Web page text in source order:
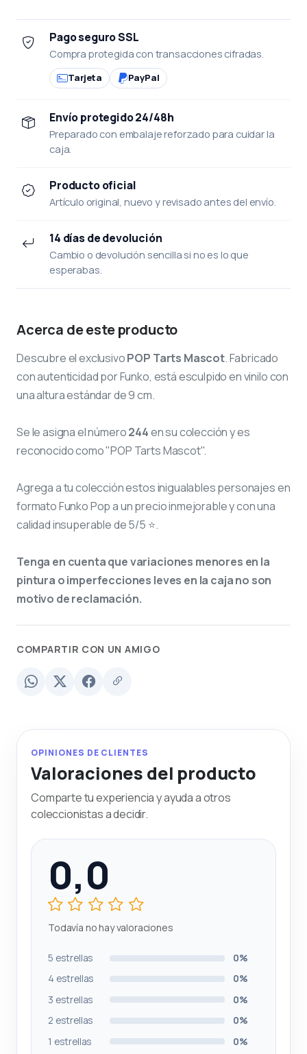
Pago seguro SSL
Compra protegida con transacciones cifradas.
Tarjeta PayPal
Envío protegido 24/48h
Preparado con embalaje reforzado para cuidar la
caja.
Producto oficial
Artículo original, nuevo y revisado antes del envío.
14 días de devolución
Cambio o devolución sencilla si no es lo que
esperabas.
Acerca de este producto
Descubre el exclusivoPOP Tarts Mascot. Fabricado
con autenticidad por Funko, está esculpido en vinilo con
una altura estándar de 9 cm.
Se le asigna el número244en su colección y es
reconocido como "POP Tarts Mascot".
Agrega a tu colección estos inigualables personajes en
formato Funko Pop a un precio inmejorable y con una
calidad insuperable de 5/5 ⭐.
Tenga en cuenta que variaciones menores en la
pintura o imperfecciones leves en la caja no son
motivo de reclamación.
COMPARTIR CON UN AMIGO
OPINIONES DE CLIENTES
Valoraciones del producto
Comparte tu experiencia y ayuda a otros
coleccionistas a decidir.
0,0
Todavía no hay valoraciones
5 estrellas
0%
4 estrellas
0%
3 estrellas
0%
2 estrellas
0%
1 estrellas
0%